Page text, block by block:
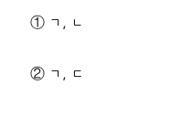
① ㄱ, ㄴ
② ㄱ, ㄷ